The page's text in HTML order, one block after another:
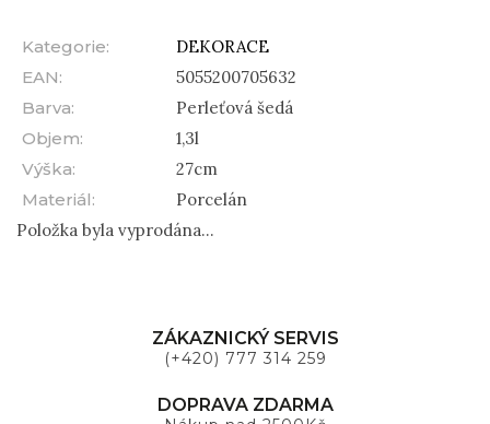
Kategorie:
DEKORACE
EAN:
5055200705632
Barva:
Perleťová šedá
Objem:
1,3l
Výška:
27cm
Materiál:
Porcelán
Položka byla vyprodána…
ZÁKAZNICKÝ SERVIS
(+420) 777 314 259
DOPRAVA ZDARMA